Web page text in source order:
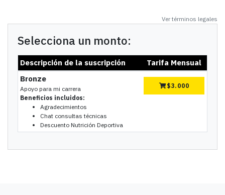
Ver términos legales
Selecciona un monto:
Descripción de la suscripción
Tarifa Mensual
Bronze
Apoyo para mi carrera
Beneficios incluidos:
Agradecimientos
Chat consultas técnicas
Descuento Nutrición Deportiva
$3.000